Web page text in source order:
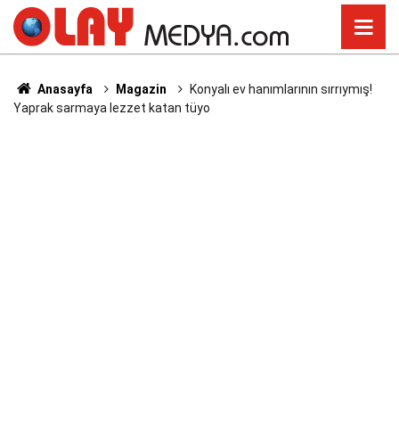
Anasayfa Magazin
Konyalı ev hanımlarının sırrıymış!
Yaprak sarmaya lezzet katan tüyo